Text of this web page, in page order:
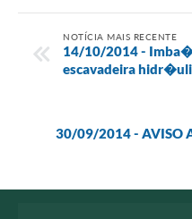
NOTÍCIA MAIS RECENTE
14/10/2014 -
escavadeira
30/09/2014 - AVISO